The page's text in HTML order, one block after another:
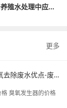
殖水处理中应...
更多
武威养殖废水臭氧效果-臭氧去除废水优点-废水臭氧消毒厂家
格 臭氧发生器的价格